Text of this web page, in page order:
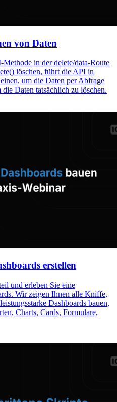
von Daten
in der delete/data-Route
löschen, führt die API in
um die Daten per Abfrage
Daten tatsächlich zu löschen.
erstellen
und erleben Sie eine
Wir zeigen Ihnen alle Kniffe,
Dashboards bauen,
Charts, Cards, Formulare,